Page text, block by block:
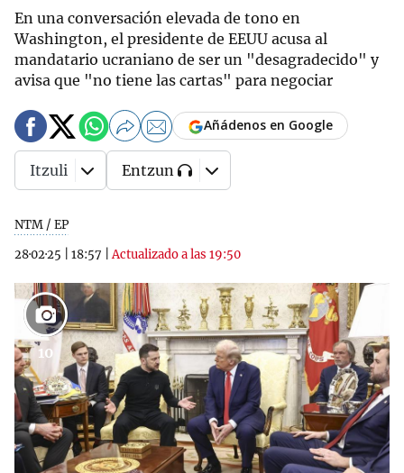
En una conversación elevada de tono en
Washington, el presidente de EEUU acusa al
mandatario ucraniano de ser un "desagradecido" y
avisa que "no tiene las cartas" para negociar
NTM / EP
28·02·25
18:57 |Actualizado a las 19:50
Añádenos en Google
Itzuli Entzun
10